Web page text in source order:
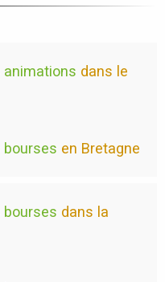
animations dans le
bourses en Bretagne
bourses dans la